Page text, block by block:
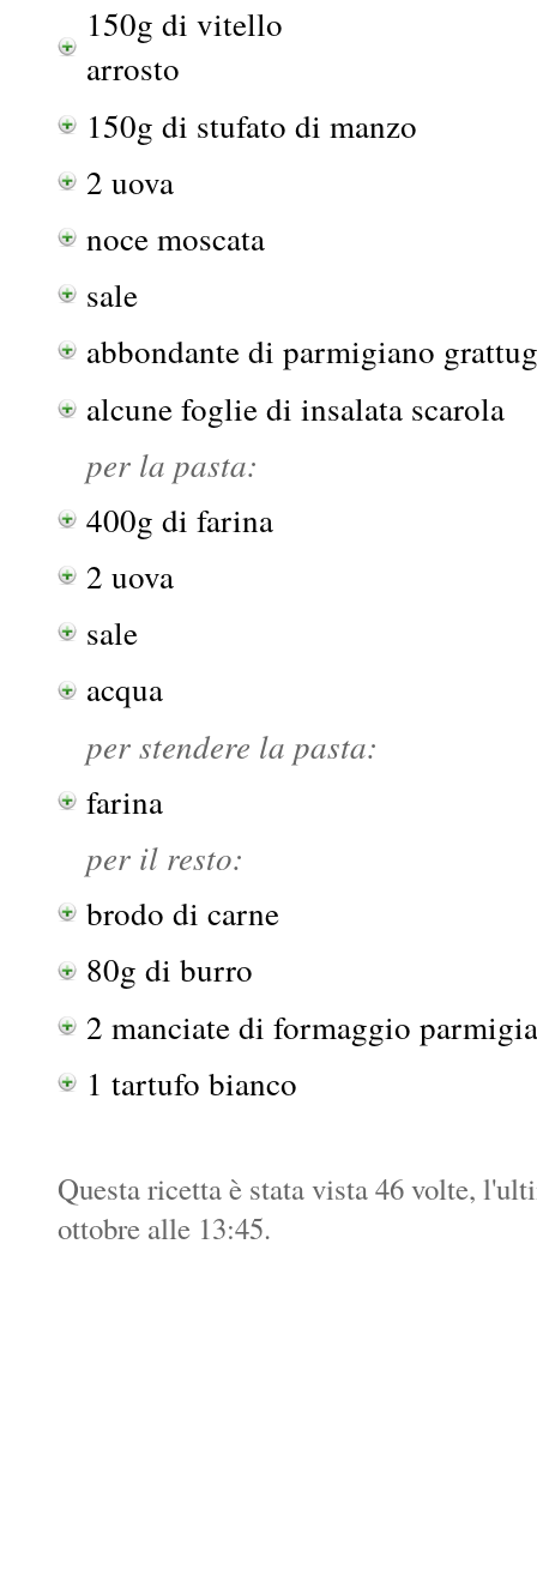
150g di vitello
arrosto
150g di stufato di manzo
2 uova
noce moscata
sale
abbondante di parmigiano
alcune foglie di insalata scarola
per la pasta:
400g di farina
2 uova
sale
acqua
per stendere la pasta:
farina
per il resto:
brodo di carne
80g di burro
2 manciate di formaggio
1 tartufo bianco
Questa ricetta è stata vista 46 volte,
ottobre alle 13:45.